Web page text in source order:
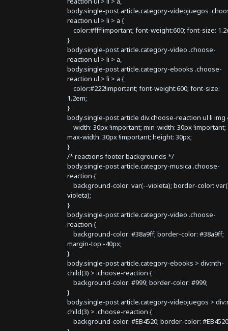
body.single-post article.category-videojuegos
reaction ul > li > a {
color:#fff!important; font-weight:600; font-size:
}
body.single-post article.category-video .choose-
reaction ul > li > a,
body.single-post article.category-ebooks .choose-
reaction ul > li > a {
color:#222!important; font-weight:600; font-size:
1.2em;
}
body.single-post article div.choose-reaction ul li img
width: 30px !important; min-width: 30px !important;
max-width: 30px !important; height: 30px;
}
/* reactions footer backgrounds */
body.single-post article.category-musica .choose-
reaction {
background-color: var(--violeta); border-color:
violeta);
}
body.single-post article.category-video .choose-
reaction {
background-color: #38a9ff; border-color: #38a9ff;
margin-top:-40px;
}
body.single-post article.category-ebooks > div:nth-
child(3) > .choose-reaction {
background-color: #999; border-color: #999;
}
body.single-post article.category-videojuegos >
child(3) > .choose-reaction {
background-color: #EB4520; border-color: